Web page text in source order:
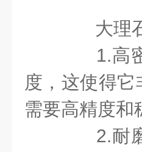
大理石
1.高密
度，这使得
需要高精度和
2.耐磨